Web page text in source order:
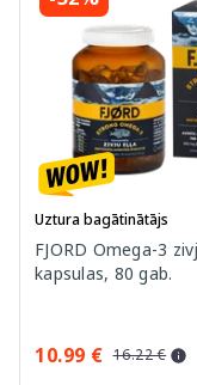
Uztura bagātinātājs
FJORD Omega-3
kapsulas, 80 gab.
10.99 € 16.22 €